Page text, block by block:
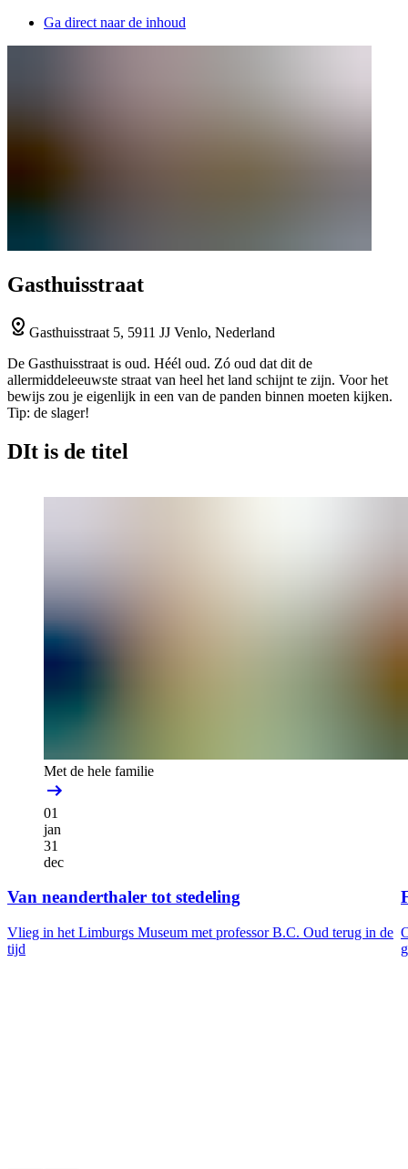
Ga direct naar de inhoud
Gasthuisstraat
Gasthuisstraat 5, 5911 JJ Venlo, Nederland
De Gasthuisstraat is oud. Héél oud. Zó oud dat dit de
allermiddeleeuwste straat van heel het land schijnt te zijn. Voor het
bewijs zou je eigenlijk in een van de panden binnen moeten kijken.
Tip: de slager!
DIt is de titel
Met de hele familie
01
jan
31
dec
Van neanderthaler tot stedeling
Vlieg in het Limburgs Museum met professor B.C. Oud terug in de
tijd